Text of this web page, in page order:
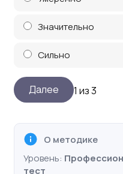
Значительно
Сильно
1 из 3
О методике
Уровень:
тест